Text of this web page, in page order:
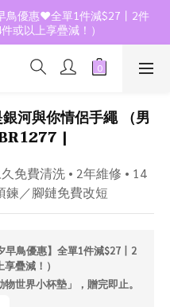
鳥優惠❤️全單1件減$27丨2件
或以上享疊減！）
河與你情侶手繩 （男
|
免費清洗 • 2年維修 • 14
鍊／腳鏈免費改短
鳥優惠】全單1件減$27丨2
疊減！）
世界小杯墊」，贈完即止。